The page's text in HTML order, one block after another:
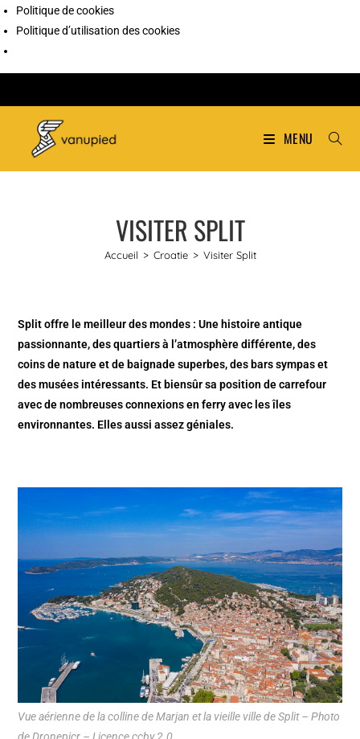
Politique de cookies
Politique d’utilisation des cookies
MENU
VISITER SPLIT
Accueil > Croatie > Visiter Split
Split offre le meilleur des mondes : Une histoire antique
passionnante, des quartiers à l’atmosphère différente, des
coins de nature et de baignade superbes, des bars sympas et
des musées intéressants. Et biensûr sa position de carrefour
avec de nombreuses connexions en ferry avec les îles
environnantes. Elles aussi assez géniales.
Vue aérienne de la colline de Marjan et la vieille ville de Split – Photo